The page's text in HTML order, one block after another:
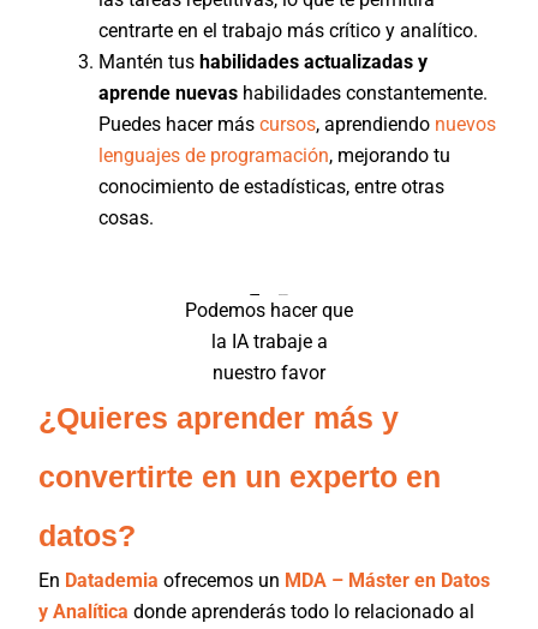
centrarte en el trabajo más crítico y analítico.
Mantén tus habilidades actualizadas y
aprende nuevashabilidades constantemente.
Puedes hacer más cursos, aprendiendo nuevos
lenguajes de programación, mejorando tu
conocimiento de estadísticas, entre otras
cosas.
Podemos hacer que
la IA trabaje a
nuestro favor
¿Quieres aprender más y
convertirte en un experto en
datos?
En Datademia ofrecemos un MDA – Máster en Datos
y Analítica donde aprenderás todo lo relacionado al